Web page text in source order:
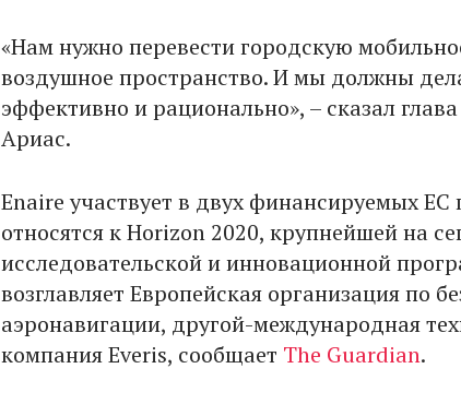
«Нам нужно перевести городскую
воздушное пространство. И мы должны
эффективно и рационально», – сказал
Ариас.
Enaire участвует в двух финансируемых ЕС
относятся к Horizon 2020, крупнейшей на
исследовательской и инновационной
возглавляет Европейская организация по
аэронавигации, другой-международная
компания Everis, сообщает The Guardian.